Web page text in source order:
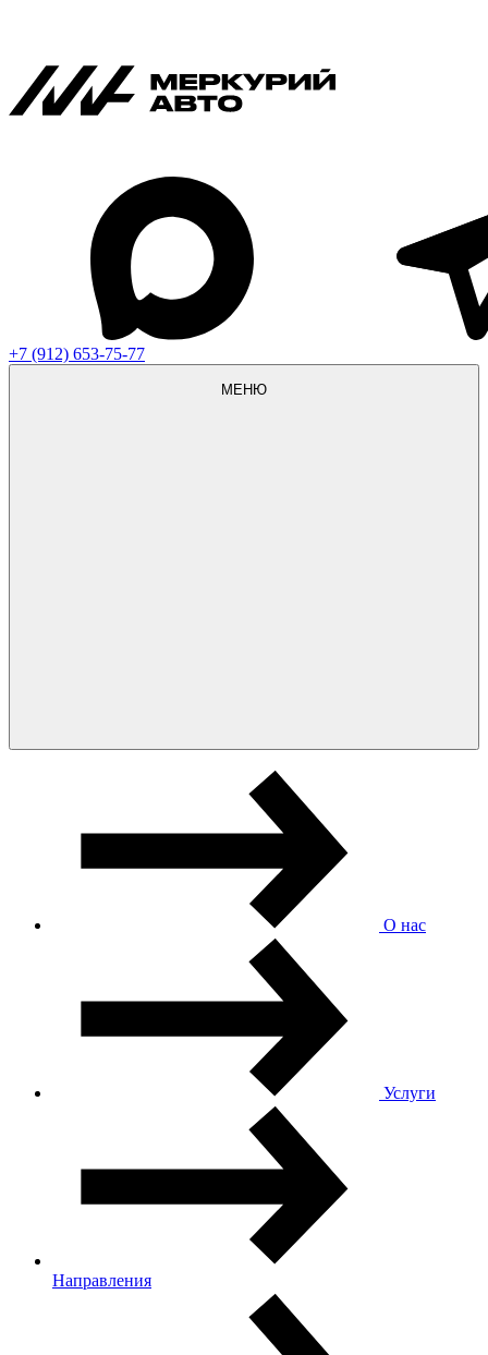
+7 (912) 653-75-77
МЕНЮ
О нас
Услуги
Направления